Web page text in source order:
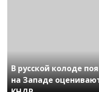
В русской колоде
на Западе